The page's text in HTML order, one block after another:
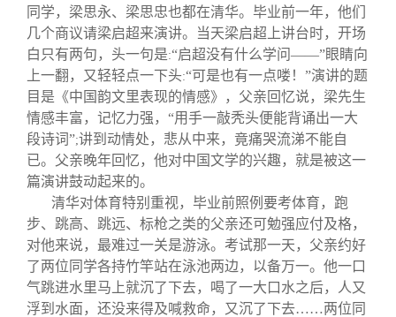
同学，梁思永、梁思忠也都在清华。毕业前一年，他们
几个商议请梁启超来演讲。当天梁启超上讲台时，开场
白只有两句，头一句是:“启超没有什么学问——”眼睛向
上一翻，又轻轻点一下头:“可是也有一点喽！”演讲的题
目是《中国韵文里表现的情感》，父亲回忆说，梁先生
情感丰富，记忆力强，“用手一敲秃头便能背诵出一大
段诗词”;讲到动情处，悲从中来，竟痛哭流涕不能自
已。父亲晚年回忆，他对中国文学的兴趣，就是被这一
篇演讲鼓动起来的。
清华对体育特别重视，毕业前照例要考体育，跑
步、跳高、跳远、标枪之类的父亲还可勉强应付及格，
对他来说，最难过一关是游泳。考试那一天，父亲约好
了两位同学各持竹竿站在泳池两边，以备万一。他一口
气跳进水里马上就沉了下去，喝了一大口水之后，人又
浮到水面，还没来得及喊救命，又沉了下去……两位同